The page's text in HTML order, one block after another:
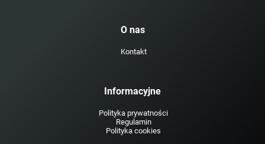
O nas
Kontakt
Informacyjne
Polityka prywatności
Regulamin
Polityka cookies